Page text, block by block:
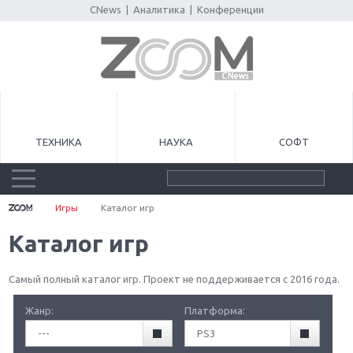
CNews Аналитика Конференции
ТЕХНИКА НАУКА СОФТ
Игры Каталог игр
Каталог игр
Самый полный каталог игр. Проект не поддерживается с 2016 года.
Жанр:
---
Платформа:
PS3